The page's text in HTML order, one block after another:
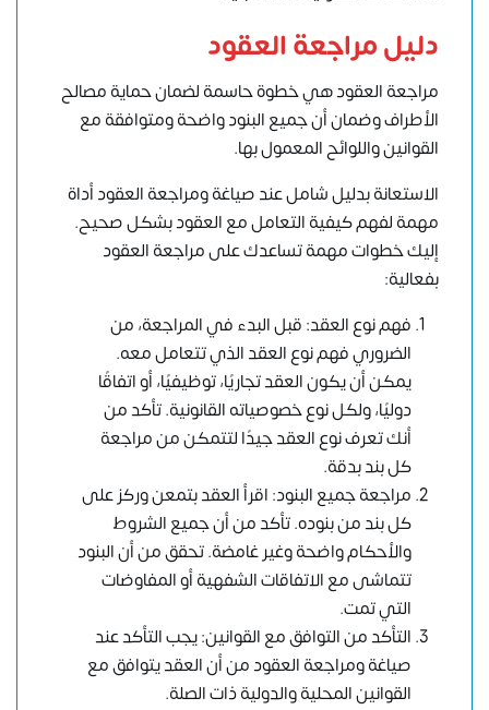
دليل مراجعة العقود
مراجعة العقود هي خطوة حاسمة لضمان حماية مصالح
الأطراف وضمان أن جميع البنود واضحة ومتوافقة مع
القوانين واللوائح المعمول بها.
الاستعانة بدليل شامل عند صياغة ومراجعة العقود أداة
مهمة لفهم كيفية التعامل مع العقود بشكل صحيح.
إليك خطوات مهمة تساعدك على مراجعة العقود
بفعالية:
فهم نوع العقد: قبل البدء في المراجعة، من
الضروري فهم نوع العقد الذي تتعامل معه.
يمكن أن يكون العقد تجاريًا، توظيفيًا، أو اتفاقًا
دوليًا، ولكل نوع خصوصياته القانونية. تأكد من
أنك تعرف نوع العقد جيدًا لتتمكن من مراجعة
كل بند بدقة.
مراجعة جميع البنود: اقرأ العقد بتمعن وركز على
كل بند من بنوده. تأكد من أن جميع الشروط
والأحكام واضحة وغير غامضة. تحقق من أن البنود
تتماشى مع الاتفاقات الشفهية أو المفاوضات
التي تمت.
التأكد من التوافق مع القوانين: يجب التأكد عند
صياغة ومراجعة العقود من أن العقد يتوافق مع
القوانين المحلية والدولية ذات الصلة.